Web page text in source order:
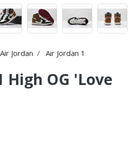
Air Jordan
Air Jordan 1
High OG 'Love